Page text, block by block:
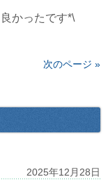
かったです*\
次のページ »
2025年12月28日